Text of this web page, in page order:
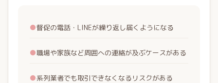
●督促の電話・LINEが繰り返し届くようになる
●職場や家族など周囲への連絡が及ぶケースがある
●系列業者でも取引できなくなるリスクがある